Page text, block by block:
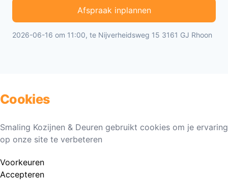
Afspraak inplannen
2026-06-16 om 11:00, te Nijverheidsweg 15 3161 GJ Rhoon
Cookies
Smaling Kozijnen & Deuren gebruikt cookies om je ervaring
op onze site te verbeteren
Voorkeuren
Accepteren